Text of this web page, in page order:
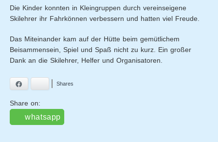
Die Kinder konnten in Kleingruppen durch vereinseigene
Skilehrer ihr Fahrkönnen verbessern und hatten viel Freude.
Das Miteinander kam auf der Hütte beim gemütlichem
Beisammensein, Spiel und Spaß nicht zu kurz. Ein großer
Dank an die Skilehrer, Helfer und Organisatoren.
BlueskyShares
Share on:
whatsapp